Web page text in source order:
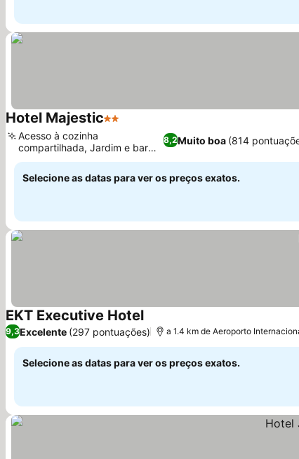
Hotel Majestic2 Estrelas
8,2Muito boa (814
Acesso à cozinha
compartilhada, Jardim e bar
convidativos
Selecione as datas para ver os preços exatos.
EKT Executive HotelVer preços
9,3Excelente (297 pontuações) a 1.4 km de Aeroporto
Selecione as datas para ver os preços exatos.